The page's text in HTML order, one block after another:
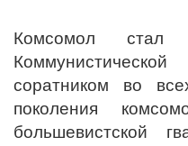
Комсомол стал
соратником во
поколения
большевистской